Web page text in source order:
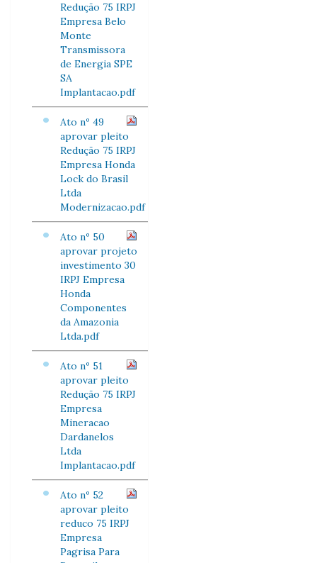
Redução 75 IRPJ
Empresa Belo
Monte
Transmissora
de Energia SPE
SA
Implantacao.pdf
Ato nº 49
aprovar pleito
Redução 75 IRPJ
Empresa Honda
Lock do Brasil
Ltda
Modernizacao.pdf
Ato nº 50
aprovar projeto
investimento 30
IRPJ Empresa
Honda
Componentes
da Amazonia
Ltda.pdf
Ato nº 51
aprovar pleito
Redução 75 IRPJ
Empresa
Mineracao
Dardanelos
Ltda
Implantacao.pdf
Ato nº 52
aprovar pleito
reduco 75 IRPJ
Empresa
Pagrisa Para